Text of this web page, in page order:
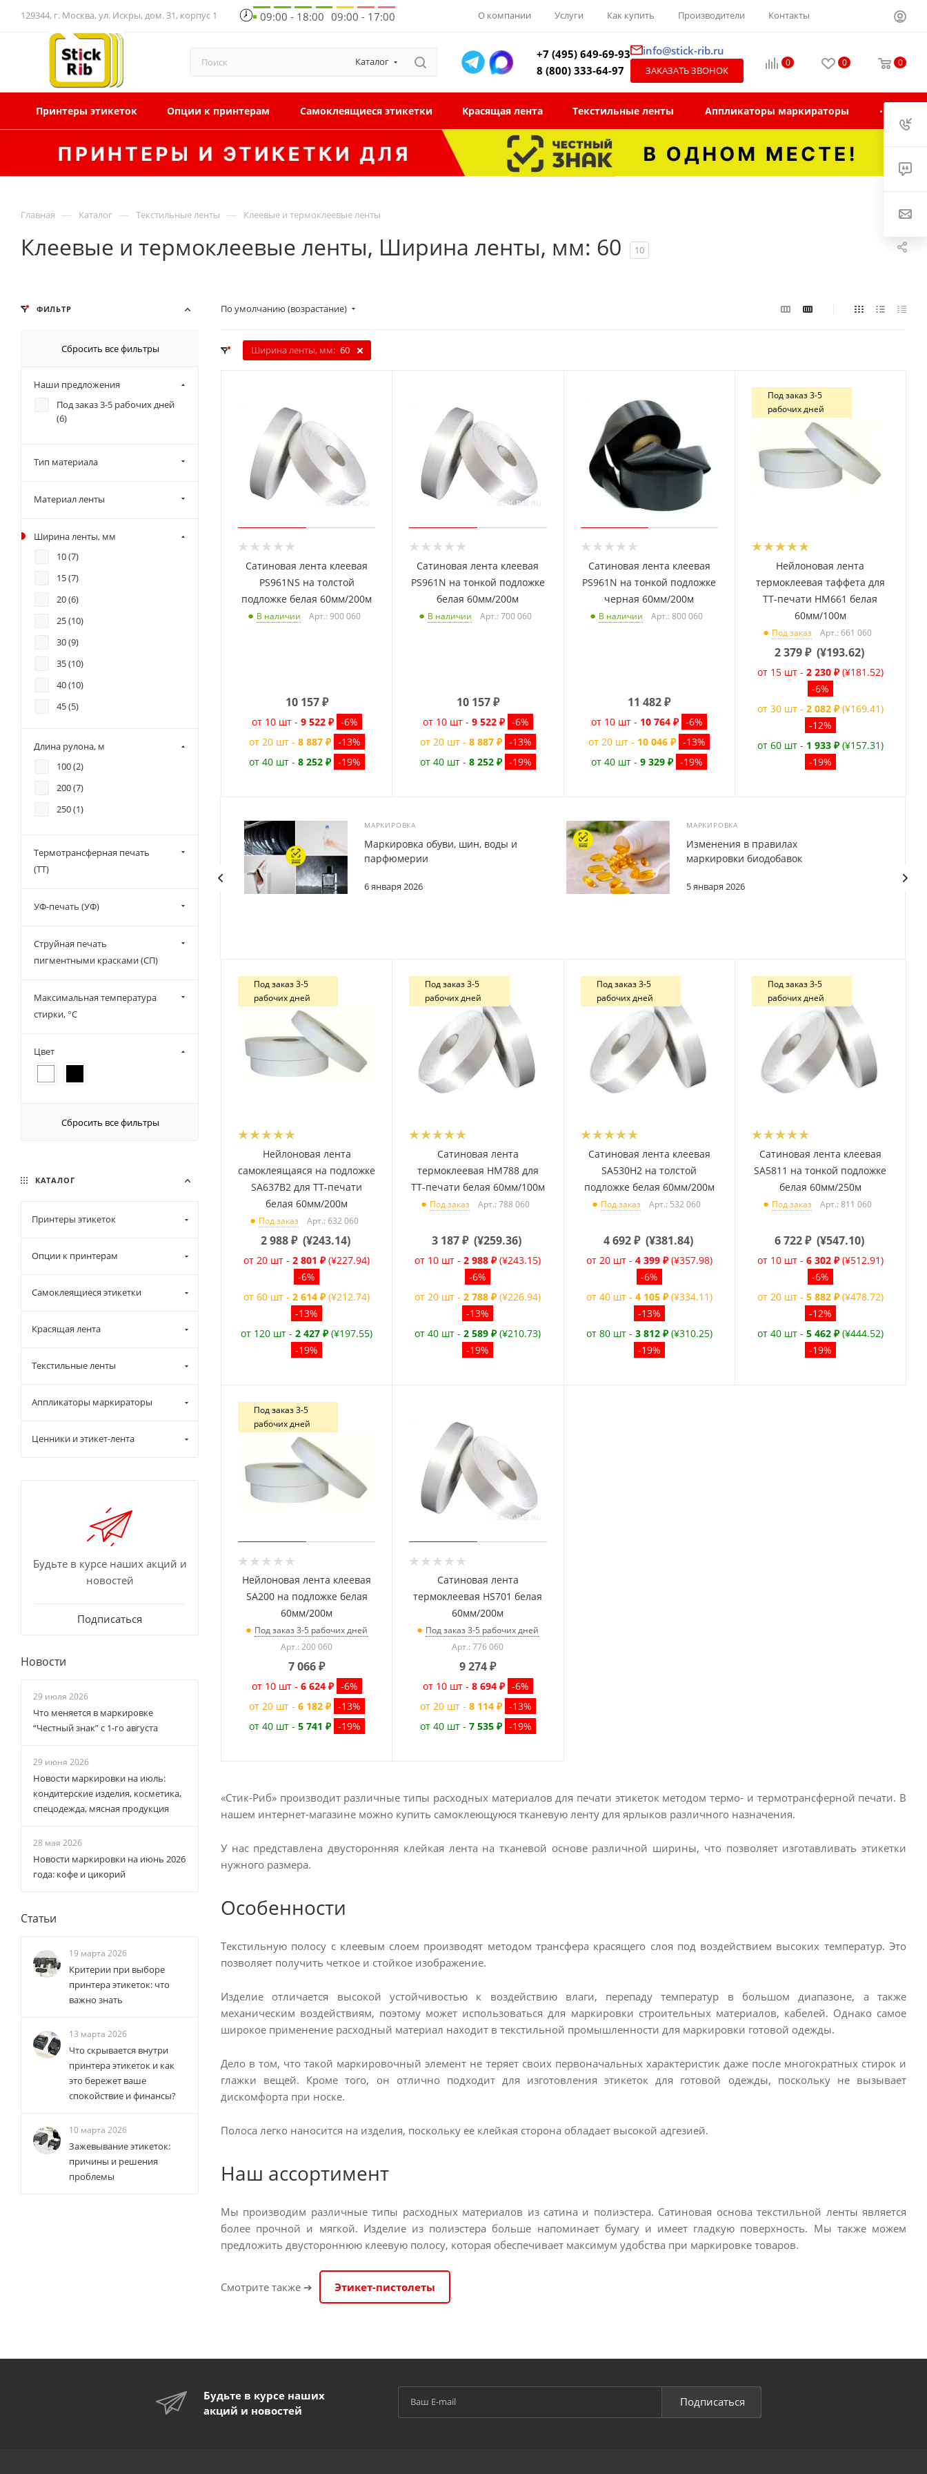
129344, г. Москва, ул. Искры, дом. 31, корпус 1 09:00 - 18:00 09:00 - 17:00 О компании Услуги Как купить Производители Контакты
Каталог
+7 (495) 649-69-93
8 (800) 333-64-97
info@stick-rib.ru
ЗАКАЗАТЬ ЗВОНОК
0 0 0
Принтеры этикеток Опции к принтерам Самоклеящиеся этикетки Красящая лента Текстильные ленты Аппликаторы маркираторы
Главная — Каталог — Текстильные ленты — Клеевые и термоклеевые ленты
Клеевые и термоклеевые ленты, Ширина ленты, мм: 60 10
По умолчанию (возрастание)
Ширина ленты, мм: 60
Сатиновая лента клеевая
PS961NS на толстой
подложке белая 60мм/200м
В наличии Арт.: 900 060
10 157₽
от 10 шт - 9 522 ₽ -6%
от 20 шт - 8 887 ₽ -13%
от 40 шт - 8 252 ₽ -19%
Сатиновая лента клеевая
PS961N на тонкой подложке
белая 60мм/200м
В наличии Арт.: 700 060
10 157₽
от 10 шт - 9 522 ₽ -6%
от 20 шт - 8 887 ₽ -13%
от 40 шт - 8 252 ₽ -19%
Сатиновая лента клеевая
PS961N на тонкой подложке
черная 60мм/200м
В наличии Арт.: 800 060
11 482₽
от 10 шт - 10 764 ₽ -6%
от 20 шт - 10 046 ₽ -13%
от 40 шт -9 329 ₽ -19%
Под заказ 3-5
рабочих дней
Нейлоновая лента
термоклеевая таффета для
ТТ-печати HM661 белая
60мм/100м
Под заказ Арт.: 661 060
2 379₽ (¥193.62)
от 15 шт - 2 230 ₽ (¥181.52)
-6%
от 30 шт - 2 082 ₽ (¥169.41)
-12%
от 60 шт - 1 933 ₽ (¥157.31)
-19%
МАРКИРОВКА
6 января 2026
Маркировка обуви, шин, воды и
парфюмерии
МАРКИРОВКА
5 января 2026
Изменения в правилах
маркировки биодобавок
Под заказ 3-5
рабочих дней
Нейлоновая лента
самоклеящаяся на подложке
SA637B2 для ТТ-печати
белая 60мм/200м
Под заказ Арт.: 632 060
2 988₽ (¥243.14)
от 20 шт -2 801 ₽ (¥227.94)
-6%
от 60 шт -2 614 ₽ (¥212.74)
-13%
от 120 шт -2 427 ₽ (¥197.55)
-19%
Под заказ 3-5
рабочих дней
Сатиновая лента
термоклеевая HM788 для
ТТ-печати белая 60мм/100м
Под заказ Арт.: 788 060
3 187₽ (¥259.36)
от 10 шт -2 988 ₽ (¥243.15)
-6%
от 20 шт -2 788 ₽ (¥226.94)
-13%
от 40 шт -2 589 ₽ (¥210.73)
-19%
Под заказ 3-5
рабочих дней
Сатиновая лента клеевая
SA530H2 на толстой
подложке белая 60мм/200м
Под заказ Арт.: 532 060
4 692₽ (¥381.84)
от 20 шт - 4 399 ₽ (¥357.98)
-6%
от 40 шт - 4 105 ₽ (¥334.11)
-13%
от 80 шт - 3 812 ₽ (¥310.25)
-19%
Под заказ 3-5
рабочих дней
Сатиновая лента клеевая
SA5811 на тонкой подложке
белая 60мм/250м
Под заказ Арт.: 811 060
6 722₽ (¥547.10)
от 10 шт - 6 302 ₽ (¥512.91)
-6%
от 20 шт - 5 882 ₽ (¥478.72)
-12%
от 40 шт - 5 462 ₽ (¥444.52)
-19%
Под заказ 3-5
рабочих дней
Нейлоновая лента клеевая
SA200 на подложке белая
60мм/200м
Под заказ 3-5 рабочих дней
Арт.: 200 060
7 066₽
от 10 шт - 6 624 ₽ -6%
от 20 шт - 6 182 ₽ -13%
от 40 шт - 5 741 ₽ -19%
Сатиновая лента
термоклеевая HS701 белая
60мм/200м
Под заказ 3-5 рабочих дней
Арт.: 776 060
9 274₽
от 10 шт - 8 694 ₽ -6%
от 20 шт - 8 114 ₽ -13%
от 40 шт - 7 535 ₽ -19%
«Стик-Риб» производит различные типы расходных материалов для печати этикеток методом термо- и термотрансферной печати. В
нашем интернет-магазине можно купить самоклеющуюся тканевую ленту для ярлыков различного назначения.
У нас представлена двусторонняя клейкая лента на тканевой основе различной ширины, что позволяет изготавливать этикетки
нужного размера.
Особенности
Текстильную полосу с клеевым слоем производят методом трансфера красящего слоя под воздействием высоких температур. Это
позволяет получить четкое и стойкое изображение.
Изделие отличается высокой устойчивостью к воздействию влаги, перепаду температур в большом диапазоне, а также
механическим воздействиям, поэтому может использоваться для маркировки строительных материалов, кабелей. Однако самое
широкое применение расходный материал находит в текстильной промышленности для маркировки готовой одежды.
Дело в том, что такой маркировочный элемент не теряет своих первоначальных характеристик даже после многократных стирок и
глажки вещей. Кроме того, он отлично подходит для изготовления этикеток для готовой одежды, поскольку не вызывает
дискомфорта при носке.
Полоса легко наносится на изделия, поскольку ее клейкая сторона обладает высокой адгезией.
Наш ассортимент
Мы производим различные типы расходных материалов из сатина и полиэстера. Сатиновая основа текстильной ленты является
более прочной и мягкой. Изделие из полиэстера больше напоминает бумагу и имеет гладкую поверхность. Мы также можем
предложить двустороннюю клеевую полосу, которая обеспечивает максимум удобства при маркировке товаров.
Смотрите также ➔ Этикет-пистолеты
ФИЛЬТР
Сбросить все фильтры
Наши предложения
Под заказ 3-5 рабочих дней
(6)
Тип материала
Материал ленты
Ширина ленты, мм
10 (7)
15 (7)
20 (6)
25 (10)
30 (9)
35 (10)
40 (10)
45 (5)
55 (5)
60 (10)
65 (5)
70 (5)
80 (9)
100 ( 10)
Длина рулона, м
100 (2)
200 (7)
250 (1)
Термотрансферная печать
(ТТ)
УФ-печать (УФ)
Струйная печать
пигментными красками (СП)
Максимальная температура
стирки, °C
Цвет
Сбросить все фильтры
КАТАЛОГ
Принтеры этикеток
Опции к принтерам
Самоклеящиеся этикетки
Красящая лента
Текстильные ленты
Аппликаторы маркираторы
Ценники и этикет-лента
Будьте в курсе наших акций и
новостей
Подписаться
Новости
29 июля 2026
Что меняется в маркировке
“Честный знак” с 1-го августа
29 июня 2026
Новости маркировки на июль:
кондитерские изделия, косметика,
спецодежда, мясная продукция
28 мая 2026
Новости маркировки на июнь 2026
года: кофе и цикорий
Статьи
19 марта 2026
Критерии при выборе
принтера этикеток: что
важно знать
13 марта 2026
Что скрывается внутри
принтера этикеток и как
это бережет ваше
спокойствие и финансы?
10 марта 2026
Зажевывание этикеток:
причины и решения
проблемы
Будьте в курсе наших
акций и новостей
Подписаться